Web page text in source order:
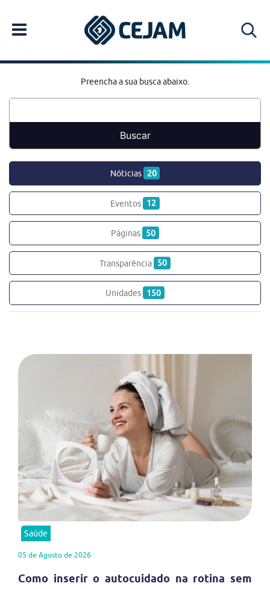
Preencha a sua busca abaixo.
Nóticias 20
Eventos 12
Páginas 50
Transparência 50
Unidades 150
Saúde
05 de Agosto de 2026
Como inserir o autocuidado na rotina sem